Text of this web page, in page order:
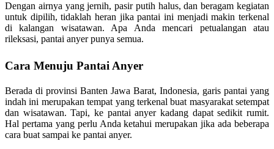
Dengan airnya yang jernih, pasir putih halus, dan beragam kegiatan
untuk dipilih, tidaklah heran jika pantai ini menjadi makin terkenal
di kalangan wisatawan. Apa Anda mencari petualangan atau
rileksasi, pantai anyer punya semua.
Cara Menuju Pantai Anyer
Berada di provinsi Banten Jawa Barat, Indonesia, garis pantai yang
indah ini merupakan tempat yang terkenal buat masyarakat setempat
dan wisatawan. Tapi, ke pantai anyer kadang dapat sedikit rumit.
Hal pertama yang perlu Anda ketahui merupakan jika ada beberapa
cara buat sampai ke pantai anyer.